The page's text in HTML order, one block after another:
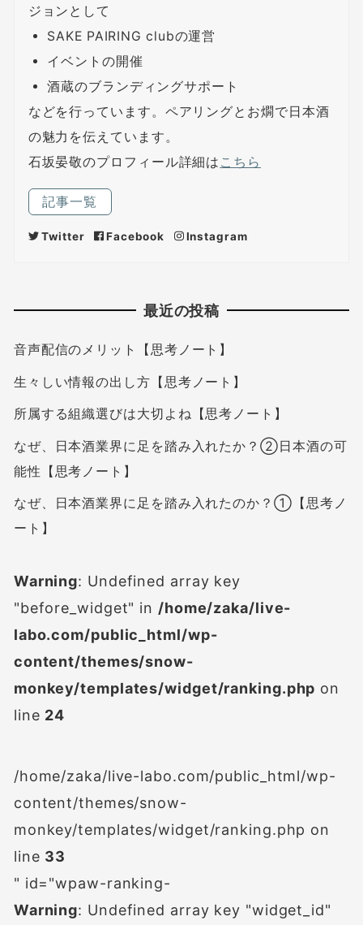
ジョンとして
SAKE PAIRING clubの運営
イベントの開催
酒蔵のブランディングサポート
などを行っています。ペアリングとお燗で日本酒
の魅力を伝えています。
石坂晏敬のプロフィール詳細は こちら
記事一覧
Twitter Facebook Instagram
最近の投稿
音声配信のメリット【思考ノート】
生々しい情報の出し方【思考ノート】
所属する組織選びは大切よね【思考ノート】
なぜ、日本酒業界に足を踏み入れたか？②日本酒の可
能性【思考ノート】
なぜ、日本酒業界に足を踏み入れたのか？①【思考ノ
ート】
Warning: Undefined array key
"before_widget" in /home/zaka/live-
labo.com/public_html/wp-
content/themes/snow-
monkey/templates/widget/ranking.php on
line 24
/home/zaka/live-labo.com/public_html/wp-
content/themes/snow-
monkey/templates/widget/ranking.php on
line 33
" id="wpaw-ranking-
Warning: Undefined array key "widget_id"